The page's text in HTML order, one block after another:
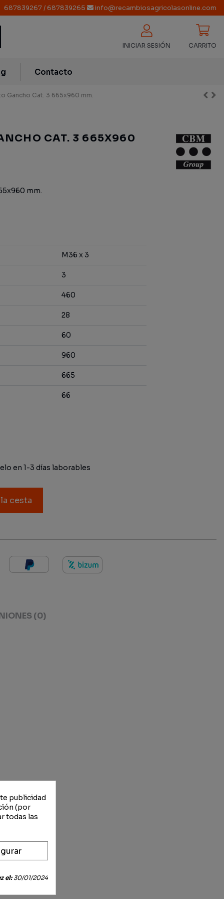
687839267/687839265 info@recambiosagricolasonline.com
INICIAR SESIÓN CARRITO
Contacto
Gancho Cat. 3 665x960 mm.
CAT. 3 665X960
mm.
M36 x 3
3
460
28
60
960
665
66
en 1-3 días laborables
cesta
(0)
publicidad
(por
todas las
el:30/01/2024